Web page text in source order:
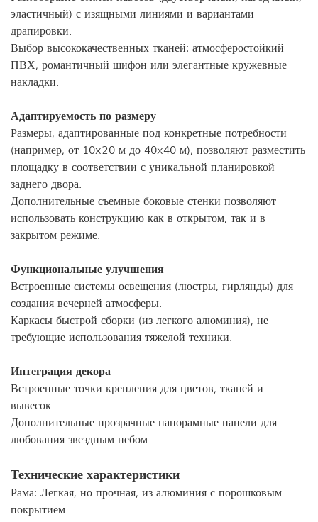
эластичный) с изящными линиями и вариантами
драпировки.
Выбор высококачественных тканей: атмосферостойкий
ПВХ, романтичный шифон или элегантные кружевные
накладки.
Адаптируемость по размеру
Размеры, адаптированные под конкретные потребности
(например, от 10x20 м до 40x40 м), позволяют разместить
площадку в соответствии с уникальной планировкой
заднего двора.
Дополнительные съемные боковые стенки позволяют
использовать конструкцию как в открытом, так и в
закрытом режиме.
Функциональные улучшения
Встроенные системы освещения (люстры, гирлянды) для
создания вечерней атмосферы.
Каркасы быстрой сборки (из легкого алюминия), не
требующие использования тяжелой техники.
Интеграция декора
Встроенные точки крепления для цветов, тканей и
вывесок.
Дополнительные прозрачные панорамные панели для
любования звездным небом.
Технические характеристики
Рама: Легкая, но прочная, из алюминия с порошковым
покрытием.